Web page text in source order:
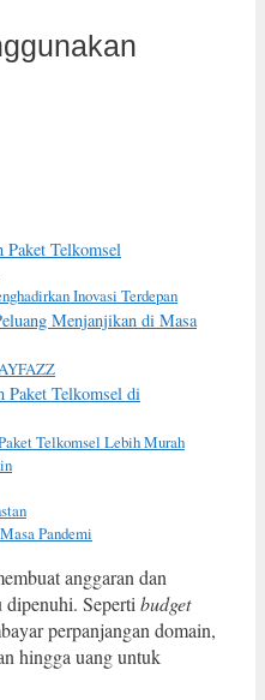
Paket Telkomsel
Inovasi Terdepan
Menjanjikan di Masa
Paket Telkomsel di
Telkomsel Lebih Murah
Pandemi
anggaran dan
dipenuhi. Sepertibudget
perpanjangan domain,
hingga uang untuk